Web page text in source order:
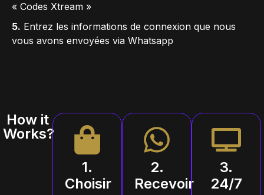
« Codes Xtream »
5. Entrez les informations de connexion que nous
vous avons envoyées via Whatsapp
How it
Works?
1.
Choisir
2.
Recevoir
3.
24/7